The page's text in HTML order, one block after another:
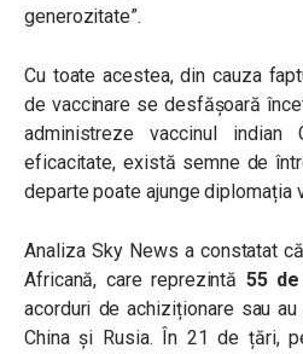
generozitate”.
Cu toate acestea, din cauza
de vaccinare se desfășoară
administreze vaccinul
eficacitate, există semne de
departe poate ajunge diplomația
Analiza Sky News a constatat că
Africană, care reprezintă 55
acorduri de achiziționare sau
China și Rusia. În 21 de țări,